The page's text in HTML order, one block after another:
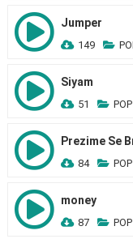
Jumper
149
Siyam
51 POP
Prezime Se
84 POP
money
87 POP